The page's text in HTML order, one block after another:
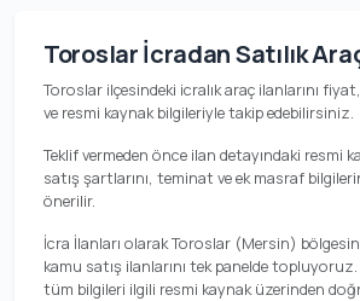
Toroslar İcradan Satılık
Toroslar ilçesindeki icralık araç ilanlarını
ve resmi kaynak bilgileriyle takip edebilirsiniz.
Teklif vermeden önce ilan detayındaki resmi
satış şartlarını, teminat ve ek masraf
önerilir.
İcra İlanları olarak Toroslar (Mersin)
kamu satış ilanlarını tek panelde
tüm bilgileri ilgili resmi kaynak üzerinden